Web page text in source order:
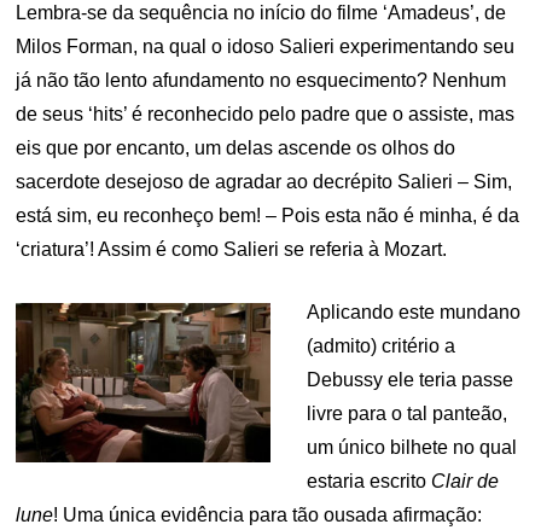
Lembra-se da sequência no início do filme ‘Amadeus’, de
Milos Forman, na qual o idoso Salieri experimentando seu
já não tão lento afundamento no esquecimento? Nenhum
de seus ‘hits’ é reconhecido pelo padre que o assiste, mas
eis que por encanto, um delas ascende os olhos do
sacerdote desejoso de agradar ao decrépito Salieri – Sim,
está sim, eu reconheço bem! – Pois esta não é minha, é da
‘criatura’! Assim é como Salieri se referia à Mozart.
Aplicando este mundano
(admito) critério a
Debussy ele teria passe
livre para o tal panteão,
um único bilhete no qual
estaria escrito Clair de
lune! Uma única evidência para tão ousada afirmação: